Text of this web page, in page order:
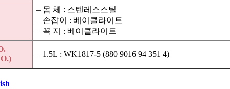
– 몸 체 : 스텐레스스틸
– 손잡이 : 베이클라이트
– 꼭 지 : 베이클라이트
– 1.5L : WK1817-5 (880 9016 94 351 4)